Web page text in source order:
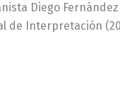
Diego
de Interpretación